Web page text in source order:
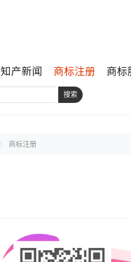
知产新闻 商标注册 商标
搜索
商标注册